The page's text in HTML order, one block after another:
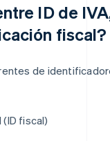
ID de
fiscal?
de
fiscal)